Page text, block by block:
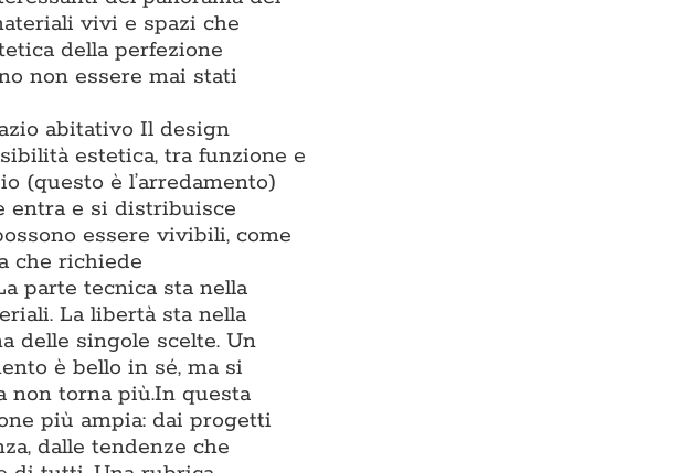
vivi e spazi che
della perfezione
non essere mai stati
abitativo Il design
estetica, tra funzione e
(questo è l’arredamento)
entra e si distribuisce
essere vivibili, come
che richiede
parte tecnica sta nella
La libertà sta nella
delle singole scelte. Un
è bello in sé, ma si
non torna più.In questa
più ampia: dai progetti
dalle tendenze che